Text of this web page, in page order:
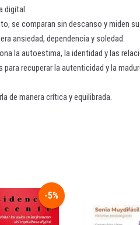
digital.
se comparan sin descanso y miden
ansiedad, dependencia y soledad.
la autoestima, la identidad y las
recuperar la autenticidad y la
de manera crítica y equilibrada.
-5%